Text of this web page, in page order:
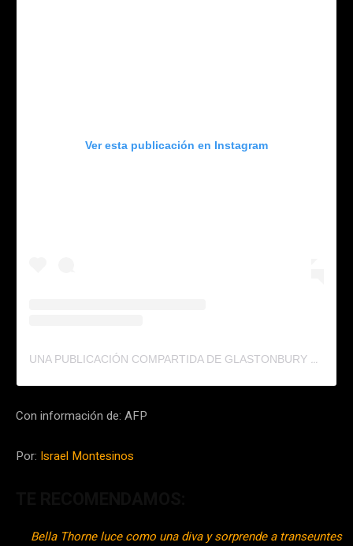
Ver esta publicación en Instagram
UNA PUBLICACIÓN COMPARTIDA DE GLASTONBURY FESTIVAL (@GLASTOFEST)
Con información de: AFP
Por: Israel Montesinos
Bella Thorne luce como una diva y sorprende a transeuntes